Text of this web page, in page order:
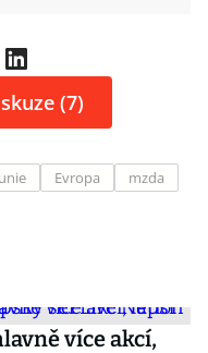
(7)
Evropa
mzda
více akcí,